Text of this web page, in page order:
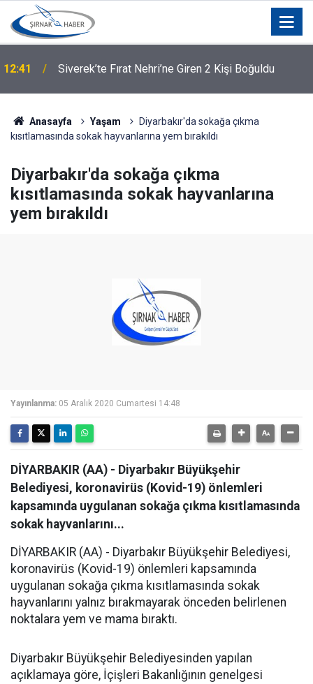
12:41 Siverek’te Fırat Nehri’ne Giren 2 Kişi Boğuldu
Anasayfa Yaşam
Diyarbakır'da sokağa çıkma
kısıtlamasında sokak hayvanlarına yem bırakıldı
Diyarbakır'da sokağa çıkma
kısıtlamasında sokak hayvanlarına
yem bırakıldı
Yayınlanma: 05 Aralık 2020 Cumartesi 14:48
DİYARBAKIR (AA) - Diyarbakır Büyükşehir
Belediyesi, koronavirüs (Kovid-19) önlemleri
kapsamında uygulanan sokağa çıkma kısıtlamasında
sokak hayvanlarını...
DİYARBAKIR (AA) - Diyarbakır Büyükşehir Belediyesi,
koronavirüs (Kovid-19) önlemleri kapsamında
uygulanan sokağa çıkma kısıtlamasında sokak
hayvanlarını yalnız bırakmayarak önceden belirlenen
noktalara yem ve mama bıraktı.
Diyarbakır Büyükşehir Belediyesinden yapılan
açıklamaya göre, İçişleri Bakanlığının genelgesi